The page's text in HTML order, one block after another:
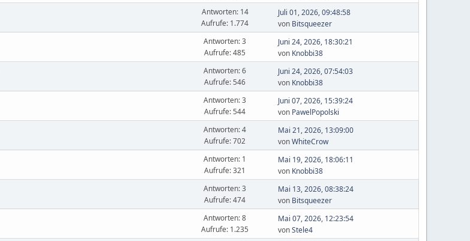
Antworten: 14
Aufrufe: 1.774
Juli 01, 2026, 09:48:58
von Bitsqueezer
Antworten: 3
Aufrufe: 485
Juni 24, 2026, 18:30:21
von Knobbi38
Antworten: 6
Aufrufe: 546
Juni 24, 2026, 07:54:03
von Knobbi38
Antworten: 3
Aufrufe: 544
Juni 07, 2026, 15:39:24
von PawelPopolski
Antworten: 4
Aufrufe: 702
Mai 21, 2026, 13:09:00
vonWhiteCrow
Antworten: 1
Aufrufe: 321
Mai 19, 2026, 18:06:11
von Knobbi38
Antworten: 3
Aufrufe: 474
Mai 13, 2026, 08:38:24
von Bitsqueezer
Antworten: 8
Aufrufe: 1.235
Mai 07, 2026, 12:23:54
vonStele4